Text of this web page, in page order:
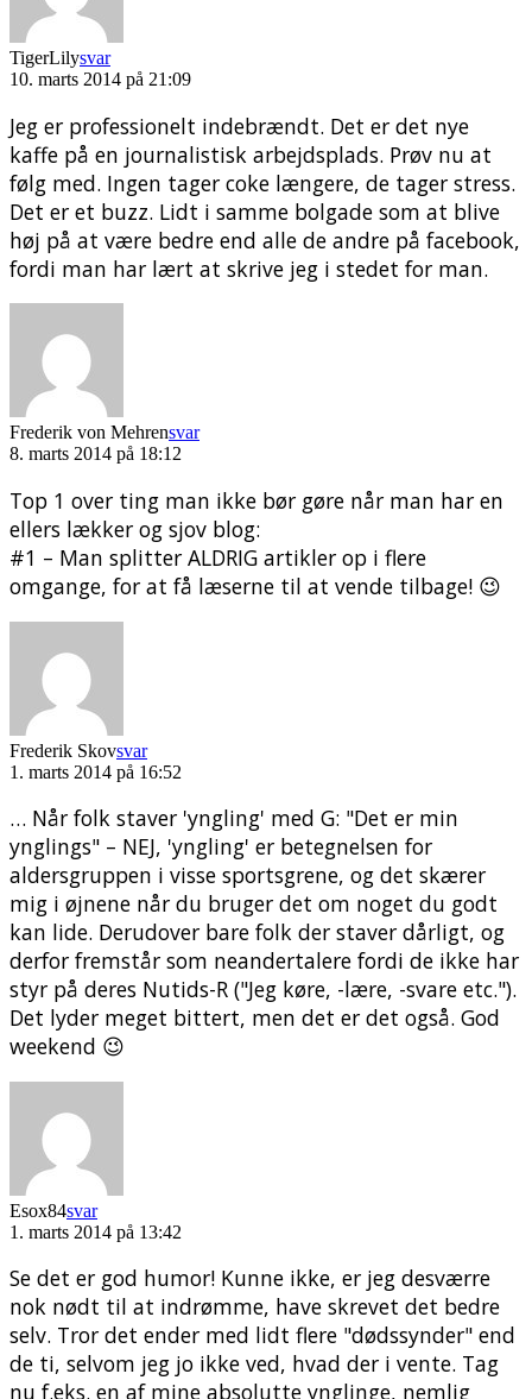
TigerLilysvar
10. marts 2014 på 21:09
Jeg er professionelt indebrændt. Det er det nye
kaffe på en journalistisk arbejdsplads. Prøv nu at
følg med. Ingen tager coke længere, de tager stress.
Det er et buzz. Lidt i samme bolgade som at blive
høj på at være bedre end alle de andre på facebook,
fordi man har lært at skrive jeg i stedet for man.
Frederik von Mehrensvar
8. marts 2014 på 18:12
Top 1 over ting man ikke bør gøre når man har en
ellers lækker og sjov blog:
#1 – Man splitter ALDRIG artikler op i flere
omgange, for at få læserne til at vende tilbage! 😉
Frederik Skovsvar
1. marts 2014 på 16:52
… Når folk staver 'yngling' med G: "Det er min
ynglings" – NEJ, 'yngling' er betegnelsen for
aldersgruppen i visse sportsgrene, og det skærer
mig i øjnene når du bruger det om noget du godt
kan lide. Derudover bare folk der staver dårligt, og
derfor fremstår som neandertalere fordi de ikke har
styr på deres Nutids-R ("Jeg køre, -lære, -svare etc.").
Det lyder meget bittert, men det er det også. God
weekend 😉
Esox84svar
1. marts 2014 på 13:42
Se det er god humor! Kunne ikke, er jeg desværre
nok nødt til at indrømme, have skrevet det bedre
selv. Tror det ender med lidt flere "dødssynder" end
de ti, selvom jeg jo ikke ved, hvad der i vente. Tag
nu f.eks. en af mine absolutte ynglinge, nemlig